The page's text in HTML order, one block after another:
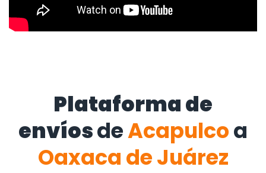
Plataforma de
envíosdeAcapulcoa
Oaxaca de Juárez